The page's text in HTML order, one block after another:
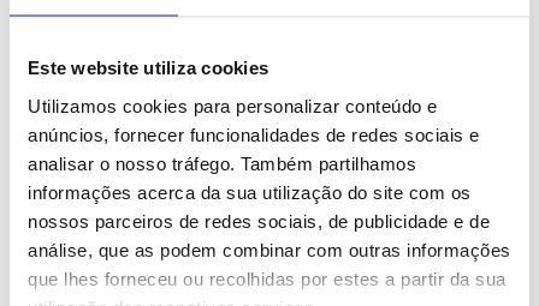
Este website utiliza cookies
Utilizamos cookies para personalizar conteúdo e
anúncios, fornecer funcionalidades de redes sociais e
analisar o nosso tráfego. Também partilhamos
informações acerca da sua utilização do site com os
nossos parceiros de redes sociais, de publicidade e de
análise, que as podem combinar com outras informações
que lhes forneceu ou recolhidas por estes a partir da sua
ONU acolhe com
satisfação notícia do
encontro entre Suu Kyi e a
Cruz Vermelha
Internacional
IL pediu a Seguro que use
"magistratura de
influência" para estancar
"degradar das
instituições" (editado)